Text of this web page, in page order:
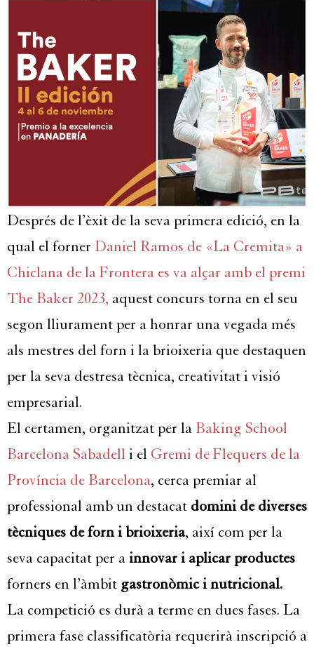
Després de l’èxit de la seva primera edició, en la
qual el forner Daniel Ramos de «La Cremita» a
Chiclana de la Frontera es va alçar amb el premi
The Baker 2023, aquest concurs torna en el seu
segon lliurament per a honrar una vegada més
als mestres del forn i la brioixeria que destaquen
per la seva destresa tècnica, creativitat i visió
empresarial.
El certamen, organitzat per la Baking School
Barcelona Sabadell i el Gremi de Flequers de la
Província de Barcelona, cerca premiar al
professional amb un destacat domini de diverses
tècniques de forn i brioixeria, així com per la
seva capacitat per a innovar i aplicar productes
forners en l’àmbit gastronòmic i nutricional.
La competició es durà a terme en dues fases. La
primera fase classificatòria requerirà inscripció a